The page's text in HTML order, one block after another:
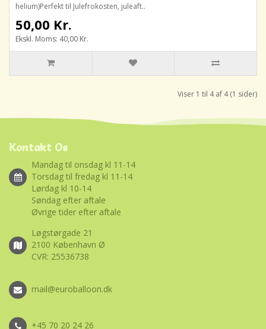
helium)Perfekt til Julefrokosten, juleaft..
50,00 Kr.
Ekskl. Moms: 40,00 Kr.
Viser 1 til 4 af 4 (1 sider)
Kontakt Os
Mandag til onsdag kl 11-14
Torsdag til fredag kl 11-14
Lørdag kl 10-14
Søndag efter aftale
Øvrige tider efter aftale
Løgstørgade 21
2100 København Ø
CVR: 25536738
mail@euroballoon.dk
+45 70 20 24 26